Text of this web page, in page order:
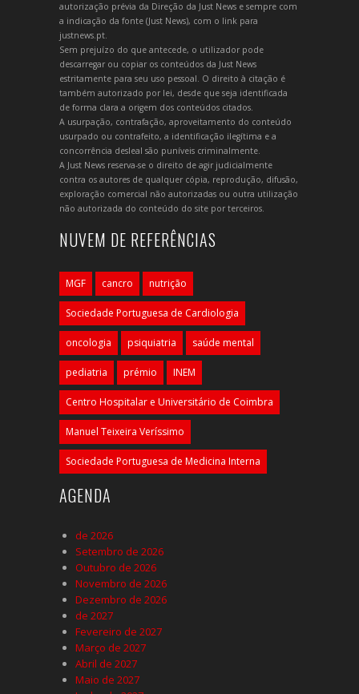
autorização prévia da Direção da Just News e sempre com
a indicação da fonte (Just News), com o link para
justnews.pt.
Sem prejuízo do que antecede, o utilizador pode
descarregar ou copiar os conteúdos da Just News
estritamente para seu uso pessoal. O direito à citação é
também autorizado por lei, desde que seja identificada
de forma clara a origem dos conteúdos citados.
A usurpação, contrafação, aproveitamento do conteúdo
usurpado ou contrafeito, a identificação ilegítima e a
concorrência desleal são puníveis criminalmente.
A Just News reserva-se o direito de agir judicialmente
contra os autores de qualquer cópia, reprodução, difusão,
exploração comercial não autorizadas ou outra utilização
não autorizada do conteúdo do site por terceiros.
NUVEM DE REFERÊNCIAS
MGF cancro nutrição
Sociedade Portuguesa de Cardiologia
oncologia psiquiatria saúde mental
pediatria prémio INEM
Centro Hospitalar e Universitário de Coimbra
Manuel Teixeira Veríssimo
Sociedade Portuguesa de Medicina Interna
AGENDA
de 2026
Setembro de 2026
Outubro de 2026
Novembro de 2026
Dezembro de 2026
de 2027
Fevereiro de 2027
Março de 2027
Abril de 2027
Maio de 2027